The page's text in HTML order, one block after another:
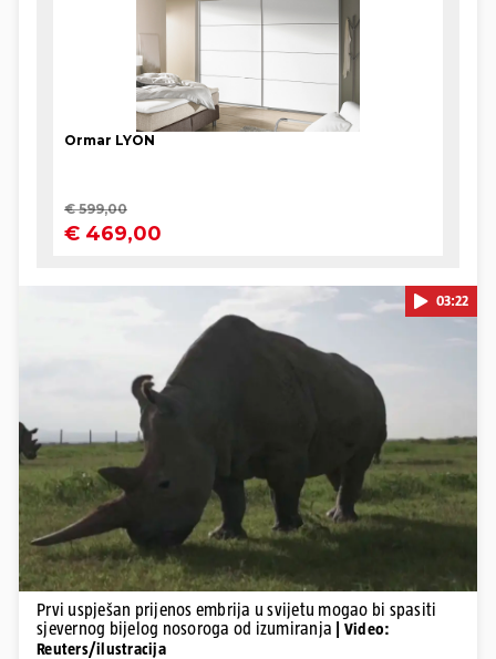
03:22
Prvi uspješan prijenos embrija u svijetu mogao bi spasiti
sjevernog bijelog nosoroga od izumiranja
| Video:
Reuters/ilustracija